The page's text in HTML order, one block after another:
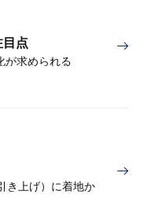
点
が求められる
き上げ）に着地か